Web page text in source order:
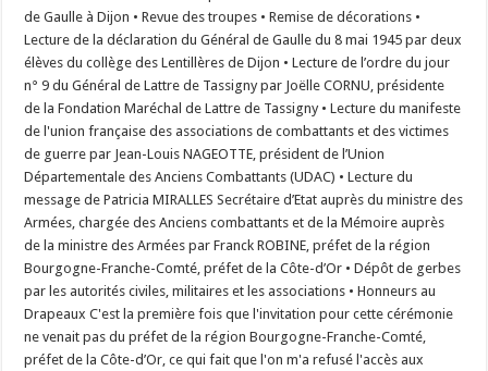
de Gaulle à Dijon • Revue des troupes • Remise de décorations •
Lecture de la déclaration du Général de Gaulle du 8 mai 1945 par deux
élèves du collège des Lentillères de Dijon • Lecture de l’ordre du jour
n° 9 du Général de Lattre de Tassigny par Joëlle CORNU, présidente
de la Fondation Maréchal de Lattre de Tassigny • Lecture du manifeste
de l'union française des associations de combattants et des victimes
de guerre par Jean-Louis NAGEOTTE, président de l’Union
Départementale des Anciens Combattants (UDAC) • Lecture du
message de Patricia MIRALLES Secrétaire d’Etat auprès du ministre des
Armées, chargée des Anciens combattants et de la Mémoire auprès
de la ministre des Armées par Franck ROBINE, préfet de la région
Bourgogne-Franche-Comté, préfet de la Côte-d’Or • Dépôt de gerbes
par les autorités civiles, militaires et les associations • Honneurs au
Drapeaux C'est la première fois que l'invitation pour cette cérémonie
ne venait pas du préfet de la région Bourgogne-Franche-Comté,
préfet de la Côte-d’Or, ce qui fait que l'on m'a refusé l'accès aux